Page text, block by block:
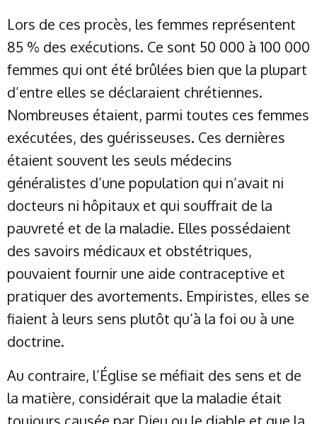
Lors de ces procès, les femmes représentent
85 % des exécutions. Ce sont 50 000 à 100 000
femmes qui ont été brûlées bien que la plupart
d’entre elles se déclaraient chrétiennes.
Nombreuses étaient, parmi toutes ces femmes
exécutées, des guérisseuses. Ces dernières
étaient souvent les seuls médecins
généralistes d’une population qui n’avait ni
docteurs ni hôpitaux et qui souffrait de la
pauvreté et de la maladie. Elles possédaient
des savoirs médicaux et obstétriques,
pouvaient fournir une aide contraceptive et
pratiquer des avortements. Empiristes, elles se
fiaient à leurs sens plutôt qu’à la foi ou à une
doctrine.
Au contraire, l’Église se méfiait des sens et de
la matière, considérait que la maladie était